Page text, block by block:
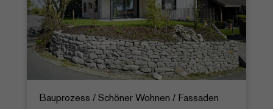
Bauprozess / Schöner Wohnen / Fassaden